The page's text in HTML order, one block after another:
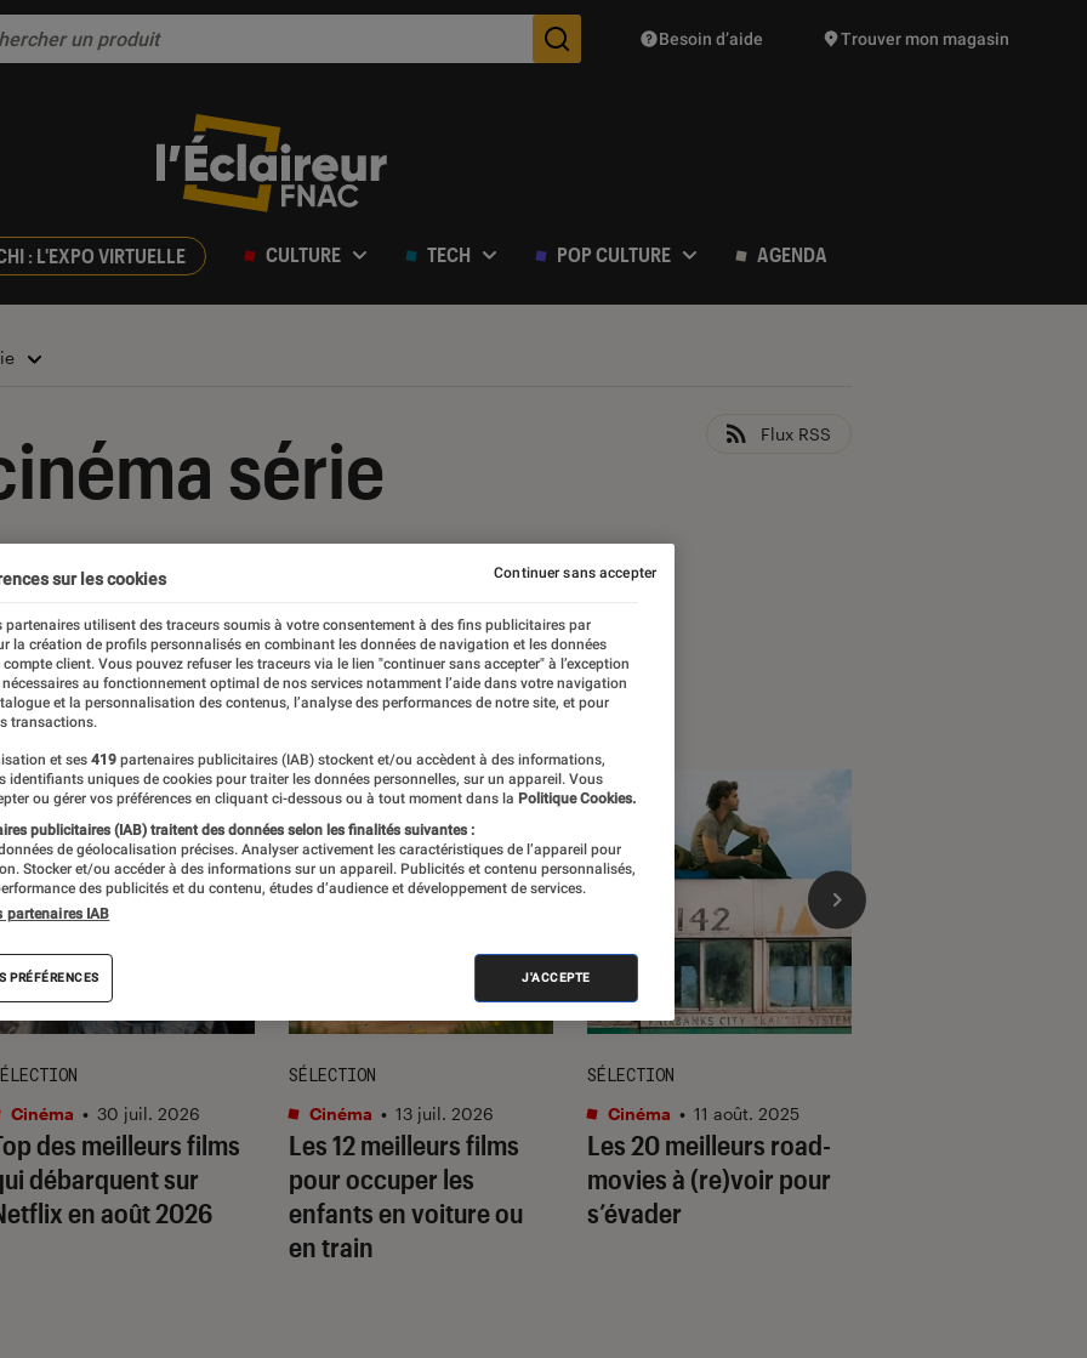
Des suggestions de produits vont vous être proposées
Besoin d’aide Trouver mon magasin
: L'EXPO VIRTUELLE CULTURE TECH POP CULTURE AGENDA
série Flux RSS
des meilleurs films
débarquent sur
en août 2026
Cinéma • 30 juil. 2026
Les 12 meilleurs films
pour occuper les
enfants en voiture ou
en train
SÉLECTION
Cinéma • 13 juil. 2026
Les 20 meilleurs road-
movies à (re)voir pour
s’évader
SÉLECTION
Cinéma • 11 août. 2025
sur les cookies
partenaires utilisent des traceurs soumis à votre consentement à des fins publicitaires par
la création de profils personnalisés en combinant les données de navigation et les données
compte client. Vous pouvez refuser les traceurs via le lien "continuer sans accepter" à l’exception
au fonctionnement optimal de nos services notamment l’aide dans votre navigation
et la personnalisation des contenus, l’analyse des performances de notre site, et pour
transactions.
et ses 419 partenaires publicitaires (IAB) stockent et/ou accèdent à des informations,
identifiants uniques de cookies pour traiter les données personnelles, sur un appareil. Vous
ou gérer vos préférences en cliquant ci-dessous ou à tout moment dans la Politique Cookies.
publicitaires (IAB) traitent des données selon les finalités suivantes :
de géolocalisation précises. Analyser activement les caractéristiques de l’appareil pour
Stocker et/ou accéder à des informations sur un appareil. Publicités et contenu personnalisés,
des publicités et du contenu, études d’audience et développement de services.
partenaires IAB
PRÉFÉRENCES J'ACCEPTE
Continuer sans accepter